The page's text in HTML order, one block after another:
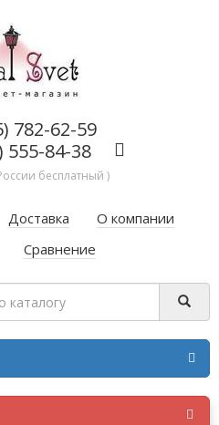
782-62-59
555-84-38
бесплатный )
Доставка
О компании
Сравнение